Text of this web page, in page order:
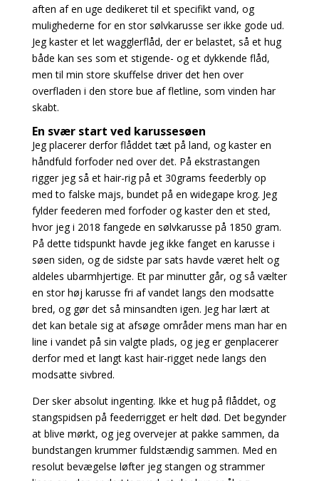
aften af en uge dedikeret til et specifikt vand, og
mulighederne for en stor sølvkarusse ser ikke gode ud.
Jeg kaster et let wagglerflåd, der er belastet, så et hug
både kan ses som et stigende- og et dykkende flåd,
men til min store skuffelse driver det hen over
overfladen i den store bue af fletline, som vinden har
skabt.
En svær start ved karussesøen
Jeg placerer derfor flåddet tæt på land, og kaster en
håndfuld forfoder ned over det. På ekstrastangen
rigger jeg så et hair-rig på et 30grams feederbly op
med to falske majs, bundet på en widegape krog. Jeg
fylder feederen med forfoder og kaster den et sted,
hvor jeg i 2018 fangede en sølvkarusse på 1850 gram.
På dette tidspunkt havde jeg ikke fanget en karusse i
søen siden, og de sidste par sats havde været helt og
aldeles ubarmhjertige. Et par minutter går, og så vælter
en stor høj karusse fri af vandet langs den modsatte
bred, og gør det så minsandten igen. Jeg har lært at
det kan betale sig at afsøge områder mens man har en
line i vandet på sin valgte plads, og jeg er genplacerer
derfor med et langt kast hair-rigget nede langs den
modsatte sivbred.
Der sker absolut ingenting. Ikke et hug på flåddet, og
stangspidsen på feederrigget er helt død. Det begynder
at blive mørkt, og jeg overvejer at pakke sammen, da
bundstangen krummer fuldstændig sammen. Med en
resolut bevægelse løfter jeg stangen og strammer